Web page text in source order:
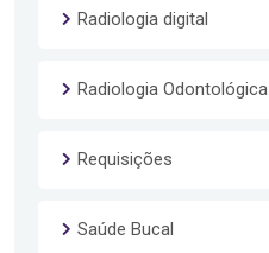
Radiologia digital
Radiologia Odontológica
Requisições
Saúde Bucal